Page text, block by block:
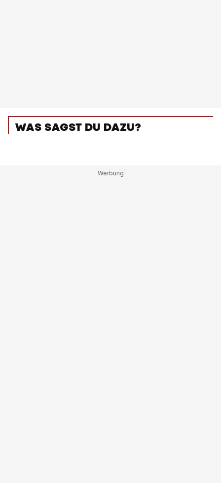
WAS SAGST DU DAZU?